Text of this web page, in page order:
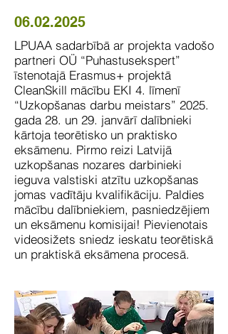
06.02.2025
LPUAA sadarbībā ar projekta vadošo
partneri OÜ “Puhastusekspert”
īstenotajā Erasmus+ projektā
CleanSkill mācību EKI 4. līmenī
“Uzkopšanas darbu meistars” 2025.
gada 28. un 29. janvārī dalībnieki
kārtoja teorētisko un praktisko
eksāmenu. Pirmo reizi Latvijā
uzkopšanas nozares darbinieki
ieguva valstiski atzītu uzkopšanas
jomas vadītāju kvalifikāciju. Paldies
mācību dalībniekiem, pasniedzējiem
un eksāmenu komisijai! Pievienotais
videosižets sniedz ieskatu teorētiskā
un praktiskā eksāmena procesā.